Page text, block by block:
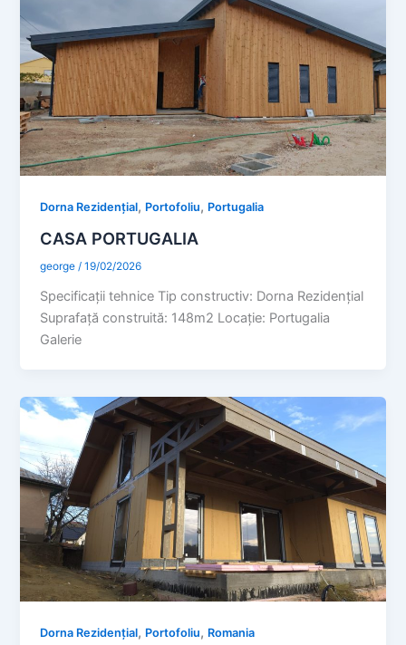
Dorna Rezidențial, Portofoliu, Portugalia
CASA PORTUGALIA
george /19/02/2026
Specificaţii tehnice Tip constructiv: Dorna Rezidențial
Suprafaţă construită: 148m2 Locație: Portugalia
Galerie
Dorna Rezidențial, Portofoliu, Romania